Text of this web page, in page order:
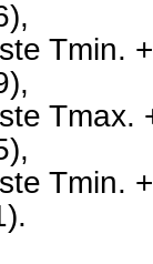
Tmin.
Tmax.
Tmin.